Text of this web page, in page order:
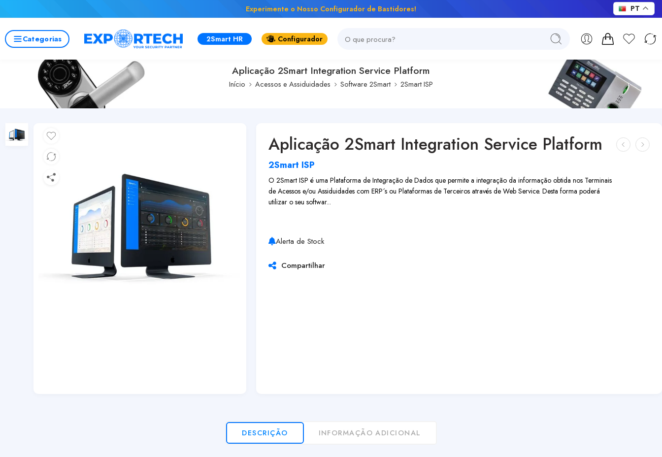
Experimente o Nosso Configurador de Bastidores!
Categorias 2Smart HR Configurador
Aplicação 2Smart Integration Service Platform
Início Acessos e Assiduidades Software 2Smart 2Smart ISP
Aplicação 2Smart Integration Service Platform
2Smart ISP
O 2Smart ISP é uma Plataforma de Integração de Dados que permite a integração da informação obtida nos Terminais
de Acessos e/ou Assiduidades com ERP´s ou Plataformas de Terceiros através de Web Service. Desta forma poderá
utilizar o seu softwar...
Alerta de Stock
Compartilhar
DESCRIÇÃO INFORMAÇÃO ADICIONAL
PT